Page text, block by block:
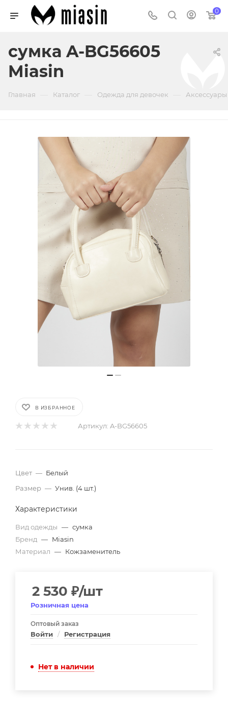
0
сумка A-BG56605
Miasin
Главная Каталог Одежда для девочек
В ИЗБРАННОЕ
Артикул: A-BG56605
Цвет — Белый
Размер — Унив. (4 шт.)
Характеристики
Вид одежды — сумка
Бренд — Miasin
Материал — Кожзаменитель
2 530 ₽/шт
Розничная цена
Оптовый заказ
Войти / Регистрация
Нет в наличии